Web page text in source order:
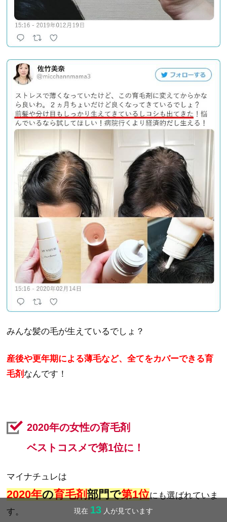
みんな髪の毛が生えているでしょ？
産後や更年期による薄毛など、全てをカバーできる育
毛剤 なんです！
2020年の女性の育毛剤
ベストコスメで第1位に！
マイナチュレは
2020年の育毛剤部門で第1位にも選ばれていま
す。
現在 13 人が見ています